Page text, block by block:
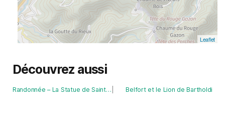
Leaflet
Découvrez aussi
Randonnée – La Statue de Sainte-Barbe par les Roches du Sabbat Belfort et le Lion de Bartholdi